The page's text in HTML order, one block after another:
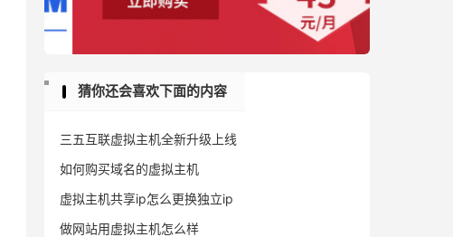
猜你还会喜欢下面的内容
三五互联虚拟主机全新升级上线
如何购买域名的虚拟主机
虚拟主机共享ip怎么更换独立ip
做网站用虚拟主机怎么样